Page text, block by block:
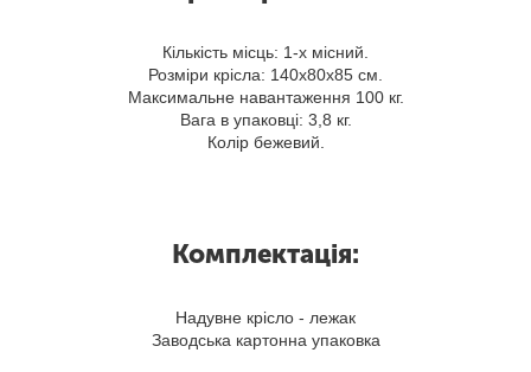
Кількість місць: 1-х місний.
Розміри крісла: 140х80х85 см.
Максимальне навантаження 100 кг.
Вага в упаковці: 3,8 кг.
Колір бежевий.
Комплектація:
Надувне крісло - лежак
Заводська картонна упаковка